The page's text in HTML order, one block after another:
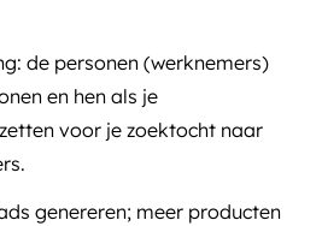
de personen (werknemers)
en hen als je
voor je zoektocht naar
genereren; meer producten